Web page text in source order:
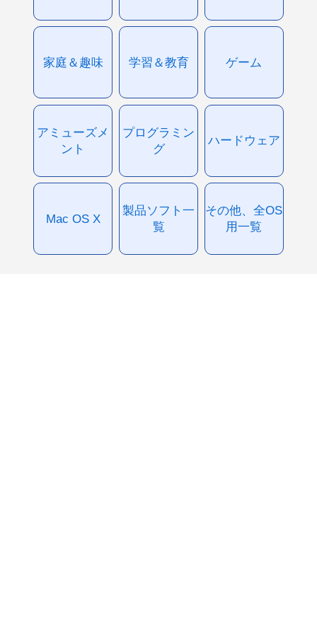
家庭＆趣味 学習＆教育 ゲーム
アミューズメ
ント
プログラミン
グ
ハードウェア
Mac OS X
製品ソフト一
覧
その他、全OS
用一覧